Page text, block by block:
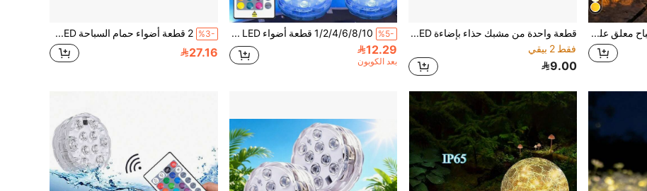
1 قطعة/2 قطعة مصباح معلق على شكل عباد الشمس بالطاقة الشمسية، مصباح زخرفي من الحديد الفني بالطاقة الشمسية بدون أسلاك مع فراشة مرسومة، مناسب للفناء والحديقة والشرفة والفناء الخارجي، مصباح زخرفي خارجي عصري للمناظر الطبيعية، يخلق أجواء دافئة
قطعة واحدة من مشبك حذاء بإضاءة LED ، أضواء على الأربطة الومضة ، إضاءة ساطعة للأوقات الليلية ، سهل التركيب
فقط 2 بيقي
9.00
%5- 1/2/4/6/8/10 قطعة أضواء LED مقاومة للماء، 16 لون قابلة للتغيير بواسطة جهاز تحكم عن بعد، أضواء تحت الماء للحوض، البركة، حوض الاستحمام، حوض الساخن، هالوين، عيد الميلاد، حمام السباحة وديكور الحفلات
12.29
بعد الكوبون
%3- 2 قطعة أضواء حمام السباحة LED أضواء الغوص تحت الماء RGB ملونة مقاومة للماء 15 لون 3 أوضاع تعمل بالبطارية مع جهاز تحكم عن بعد بالأشعة تحت الحمراء للحفلات الخارجية والمزهريات وأحواض الأسماك وتغيير الألوان متعددة الأجواء والإضاءة الليلية والحديقة والبركة والحديقة العامة والنافورة
27.16